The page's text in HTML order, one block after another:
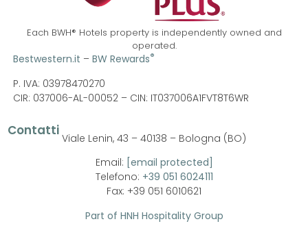
Each BWH® Hotels property is independently owned and
operated.
Bestwestern.it – BW Rewards®
P. IVA: 03978470270
CIR: 037006-AL-00052 – CIN: IT037006A1FVT8T6WR
Contatti Viale Lenin, 43 – 40138 – Bologna (BO)
Email: [email protected]
Telefono: +39 051 6024111
Fax: +39 051 6010621
Part of HNH Hospitality Group